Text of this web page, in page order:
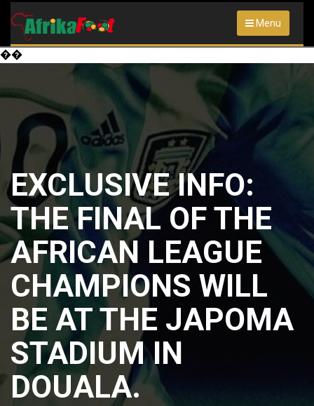
Menu
��
EXCLUSIVE INFO:
THE FINAL OF THE
AFRICAN LEAGUE
CHAMPIONS WILL
BE AT THE JAPOMA
STADIUM IN
DOUALA.